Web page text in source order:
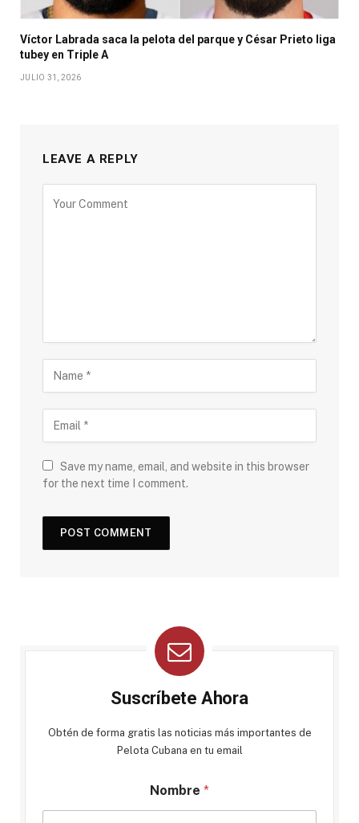
Víctor Labrada saca la pelota del parque y César Prieto liga
tubey en Triple A
JULIO 31, 2026
LEAVE A REPLY
Save my name, email, and website in this browser
for the next time I comment.
Suscríbete Ahora
Obtén de forma gratis las noticias más importantes de
Pelota Cubana en tu email
Nombre *